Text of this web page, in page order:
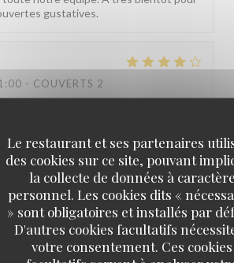
Le restaurant et ses partenaires
des cookies sur ce site, pouvant
la collecte de données à
personnel. Les cookies dits «
» sont obligatoires et installés par
D'autres cookies facultatifs
votre consentement. Ces cookies
gustatives.
- COUVERTS 2
a répondu à cet avis
votre évaluation de 4 étoiles. Nous
vous ayez apprécié votre repas au
pas à nous partager vos
nous aident à nous améliorer et à vous
lors de votre prochaine venue.